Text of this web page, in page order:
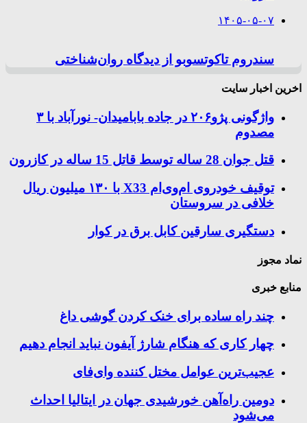
۱۴۰۵-۰۵-۰۷
سندروم تاکوتسوبو از دیدگاه روان‌شناختی
اخرین اخبار سایت
واژگونی پژو۲۰۶ در جاده بابامیدان- نورآباد با ۳
مصدوم
قتل جوان 28 ساله توسط قاتل 15 ساله در کازرون
توقیف خودروی ام‌وی‌ام X33 با ۱۳۰ میلیون ریال
خلافی در سروستان
دستگیری سارقین کابل برق در کوار
نماد مجوز
منابع خبری
چند راه‌ ساده برای خنک کردن گوشی داغ
چهار کاری که هنگام شارژ آیفون نباید انجام دهیم
عجیب‌ترین عوامل مختل کننده وای‌فای
دومین راه‌آهن خورشیدی جهان در ایتالیا احداث
می‌شود